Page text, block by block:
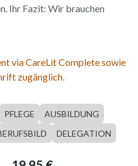
Ihr Fazit: Wir brauchen
via CareLit Complete sowie
zugänglich.
PFLEGE
AUSBILDUNG
DELEGATION